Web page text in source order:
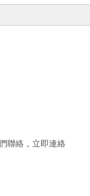
聯絡， 立即連絡